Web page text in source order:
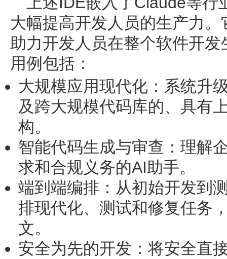
大幅提高开发人员的生产力
助力开发人员在整个软件开
用例包括：
大规模应用现代化 ：系统升
及跨大规模代码库的、具有
构。
智能代码生成与审查 ：理解
求和合规义务的AI助手。
端到端编排 ：从初始开发到
排现代化、测试和修复任务
文。
安全为先的开发 ：将安全直